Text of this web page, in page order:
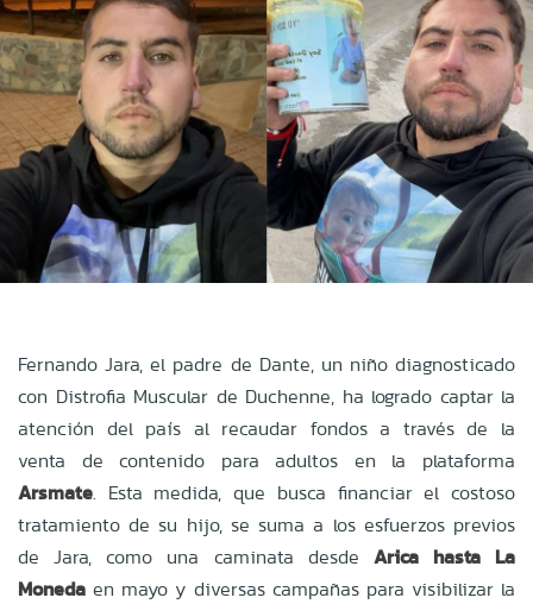
Fernando Jara, el padre de Dante, un niño diagnosticado
con Distrofia Muscular de Duchenne, ha logrado captar la
atención del país al recaudar fondos a través de la
venta de contenido para adultos en la plataforma
Arsmate. Esta medida, que busca financiar el costoso
tratamiento de su hijo, se suma a los esfuerzos previos
de Jara, como una caminata desde Arica hasta La
Moneda en mayo y diversas campañas para visibilizar la